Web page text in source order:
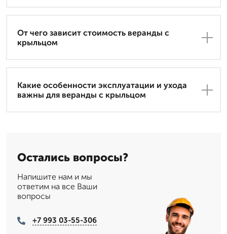
От чего зависит стоимость веранды с
крыльцом
Какие особенности эксплуатации и ухода
важны для веранды с крыльцом
Остались вопросы?
Напишите нам и мы
ответим на все Ваши
вопросы
+7 993 03-55-306